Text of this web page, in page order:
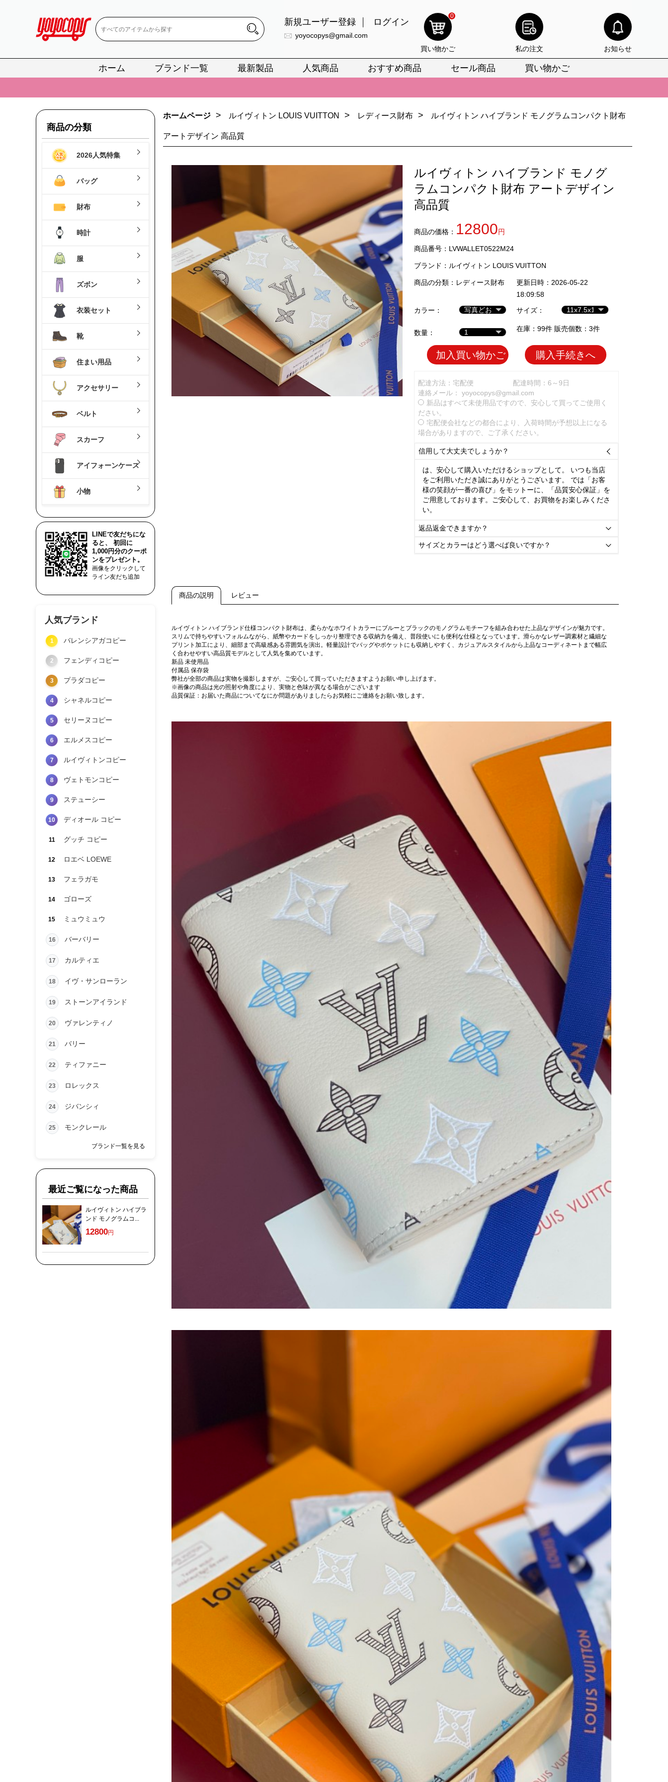
新規ユーザー登録 ログイン
yoyocopys@gmail.com
0
買い物かご 私の注文 お知らせ
ホーム ブランド一覧 最新製品 人気商品 おすすめ商品 セール商品 買い物かご
📢 当店は正真正銘のn級スーパーコピーのみ取扱い。最高品質の再現度を安心してお選びいただけます。
📢 2026春の新作続々更新中！期間中のご注文でお得な割引をご利用いただけます。
📢 新作入荷！ルイ・ヴィトンスーパーコピー バッグ最新モデルが登場。上質な仕上がりをお見逃しなく。
📢 当店は正真正銘のn級スーパーコピーのみ取扱い。最高品質の再現度を安心してお選びいただけます。
新作入荷！ルイ・ヴィトンスーパーコピー バッグ最新モデルが登場。上質な仕上がりをお見逃しなく。
商品の分類
2026人気特集
バッグ
財布
時計
服
ズボン
衣装セット
靴
住まい用品
アクセサリー
ベルト
スカーフ
アイフォーンケース
小物
LINEで友だちにな
ると、 初回に
1,000円分のクーポ
ンをプレゼント。
画像をクリックして
ライン友だち追加
人気ブランド
1 バレンシアガコピー
2 フェンディコピー
3 プラダコピー
4 シャネルコピー
5 セリーヌコピー
6 エルメスコピー
7 ルイヴィトンコピー
8 ヴェトモンコピー
9 ステューシー
10 ディオール コピー
11 グッチ コピー
12 ロエベ LOEWE
13 フェラガモ
14 ゴローズ
15 ミュウミュウ
16 バーバリー
17 カルティエ
18 イヴ・サンローラン
19 ストーンアイランド
20 ヴァレンティノ
21 バリー
22 ティファニー
23 ロレックス
24 ジバンシィ
25 モンクレール
ブランド一覧を見る
最近ご覧になった商品
ルイヴィトン ハイブラ
ンド モノグラムコ...
12800円
ホームページ > ルイヴィトン LOUIS VUITTON > レディース財布 > ルイヴィトン ハイブランド モノグラムコンパクト財布
アートデザイン 高品質
ルイヴィトン ハイブランド モノグ
ラムコンパクト財布 アートデザイン
高品質
商品の価格： 12800円
商品番号：LVWALLET0522M24
ブランド： ルイヴィトン LOUIS VUITTON
商品の分類： レディース財布
更新日時：2026-05-22
18:09:58
カラー：
サイズ：
数量： 在庫：99件 販売個数：3件
加入買い物かご 購入手続きへ
配達方法：宅配便
配達時間：6～9日
連絡メール： yoyocopys@gmail.com
新品はすべて未使用品ですので、安心して買ってご使用く
ださい。
宅配便会社などの都合により、入荷時間が予想以上になる
場合がありますので、ご了承ください。
信用して大丈夫でしょうか？ 
は、安心して購入いただけるショップとして。 いつも当店
をご利用いただき誠にありがとうございます。 では「お客
様の笑顔が一番の喜び」をモットーに、「品質安心保証」を
ご用意しております。ご安心して、お買物をお楽しみくださ
い。
返品返金できますか？ 
サイズとカラーはどう選べば良いですか？ 
商品の説明 レビュー
ルイヴィトン ハイブランド仕様コンパクト財布は、柔らかなホワイトカラーにブルーとブラックのモノグラムモチーフを組み合わせた上品なデザインが魅力です。
スリムで持ちやすいフォルムながら、紙幣やカードをしっかり整理できる収納力を備え、普段使いにも便利な仕様となっています。滑らかなレザー調素材と繊細な
プリント加工により、細部まで高級感ある雰囲気を演出。軽量設計でバッグやポケットにも収納しやすく、カジュアルスタイルから上品なコーディネートまで幅広
く合わせやすい高品質モデルとして人気を集めています。
新品 未使用品
付属品 保存袋
弊社が全部の商品は実物を撮影しますが、ご安心して買っていただきますようお願い申し上げます。
※画像の商品は光の照射や角度により、実物と色味が異なる場合がございます
品質保証：お届いた商品についてなにか問題がありましたらお気軽にご連絡をお願い致します。